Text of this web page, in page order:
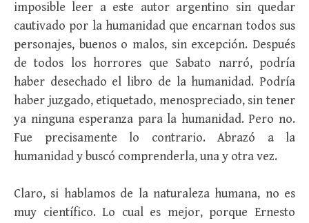
imposible leer a este autor argentino sin quedar
cautivado por la humanidad que encarnan todos sus
personajes, buenos o malos, sin excepción. Después
de todos los horrores que Sabato narró, podría
haber desechado el libro de la humanidad. Podría
haber juzgado, etiquetado, menospreciado, sin tener
ya ninguna esperanza para la humanidad. Pero no.
Fue precisamente lo contrario. Abrazó a la
humanidad y buscó comprenderla, una y otra vez.
Claro, si hablamos de la naturaleza humana, no es
muy científico. Lo cual es mejor, porque Ernesto